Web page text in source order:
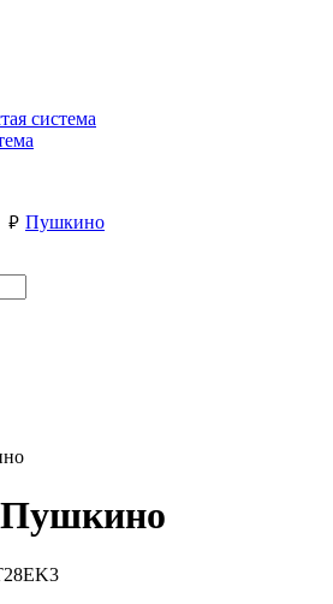
система
руб. Пушкино